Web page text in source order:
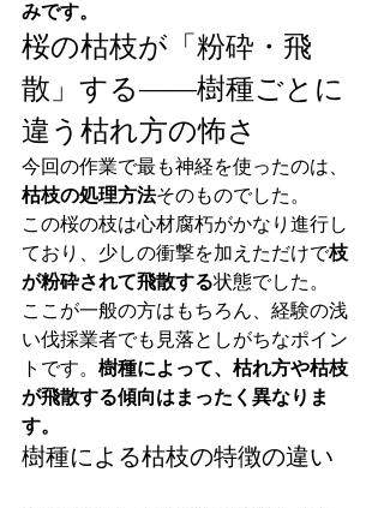
みです。
桜の枯枝が「粉砕・飛
散」する——樹種ごとに
違う枯れ方の怖さ
今回の作業で最も神経を使ったのは、
枯枝の処理方法そのものでした。
この桜の枝は心材腐朽がかなり進行し
ており、少しの衝撃を加えただけで枝
が粉砕されて飛散する状態でした。
ここが一般の方はもちろん、経験の浅
い伐採業者でも見落としがちなポイン
トです。 樹種によって、枯れ方や枯枝
が飛散する傾向はまったく異なりま
す。
樹種による枯枝の特徴の違い